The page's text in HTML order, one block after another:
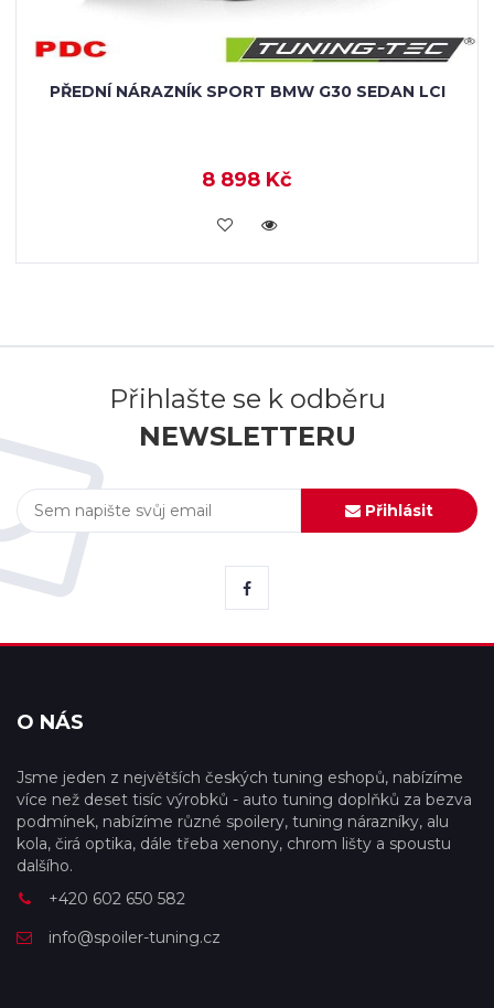
PŘEDNÍ NÁRAZNÍK SPORT BMW G30 SEDAN LCI
8 898 Kč
KOUPIT
Přihlašte se k odběru
NEWSLETTERU
Přihlásit
O NÁS
Jsme jeden z největších českých tuning eshopů, nabízíme
více než deset tisíc výrobků - auto tuning doplňků za bezva
podmínek, nabízíme různé spoilery, tuning nárazníky, alu
kola, čirá optika, dále třeba xenony, chrom lišty a spoustu
dalšího.
+420 602 650 582
info@spoiler-tuning.cz